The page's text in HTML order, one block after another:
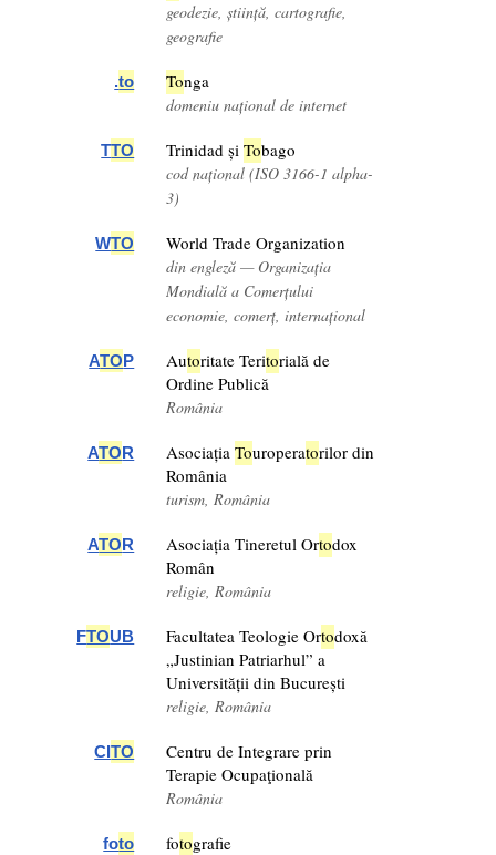
geodezie, știință, cartografie,
geografie
.to Tonga
domeniu național de internet
TTO Trinidad șiTobago
cod național (ISO 3166-1 alpha-
3)
WTO World Trade Organization
din engleză — Organizația
Mondială a Comerțului
economie, comerț, internațional
ATOP Autoritate Teritorială de
Ordine Publică
România
ATOR AsociațiaTouroperatorilor din
România
turism, România
ATOR Asociația Tineretul Ortodox
Român
religie, România
FTOUB Facultatea Teologie Ortodoxă
„Justinian Patriarhul” a
Universității din București
religie, România
CITO
Centru de Integrare prin
Terapie Ocupaţională
România
foto fotografie